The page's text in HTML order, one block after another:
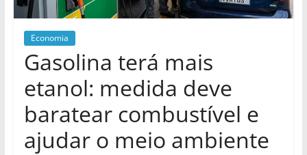
Economia
Gasolina terá mais
etanol: medida deve
baratear combustível e
ajudar o meio ambiente